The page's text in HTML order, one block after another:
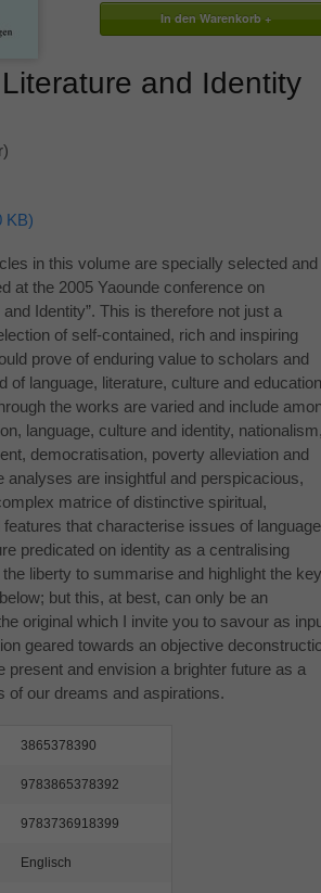
and Identity
KB)
in this volume are specially selected and
at the 2005 Yaounde conference on
Identity”. This is therefore not just a
of self-contained, rich and inspiring
prove of enduring value to scholars and
of language, literature, culture and
the works are varied and include
language, culture and identity,
democratisation, poverty alleviation and
analyses are insightful and perspicacious,
matrice of distinctive spiritual,
that characterise issues of
predicated on identity as a centralising
liberty to summarise and highlight the key
but this, at best, can only be an
original which I invite you to savour as
geared towards an objective
present and envision a brighter future as a
of our dreams and aspirations.
3865378390
9783865378392
9783736918399
Englisch